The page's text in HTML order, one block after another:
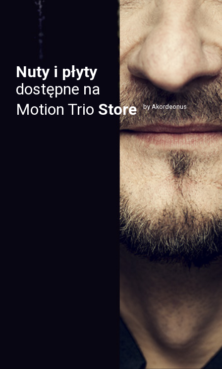
Nuty i płyty
dostępne na
Motion Trio Store by Akordeonus